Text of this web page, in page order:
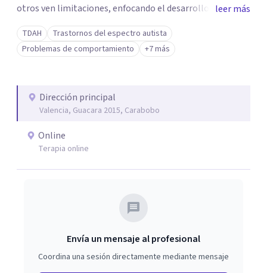
otros ven limitaciones, enfocando el desarrollo de
habilidades sociales en el autismo no como un ajuste a un
molde, sino como una llave hacia la autonomía real. Esta
capacidad de observación profunda me permite transitar
ofreciendo una escucha activa y sin juicios capaz de
sostener la complejidad de las crisis vitales. Mi fortaleza
es la adaptabilidad empática: la habilidad de hablar el
lenguaje lúdico de un niño, descifrar el silencio de un
adolescente y acompañar la reflexión madura del adulto.
en un acto de cuidado, devolviendo a cada paciente el
leer más
TDAH
Trastornos del espectro autista
Problemas de comportamiento
+7 más
Dirección principal
Valencia, Guacara 2015, Carabobo
Online
Terapia online
Envía un mensaje al profesional
Coordina una sesión directamente mediante mensaje